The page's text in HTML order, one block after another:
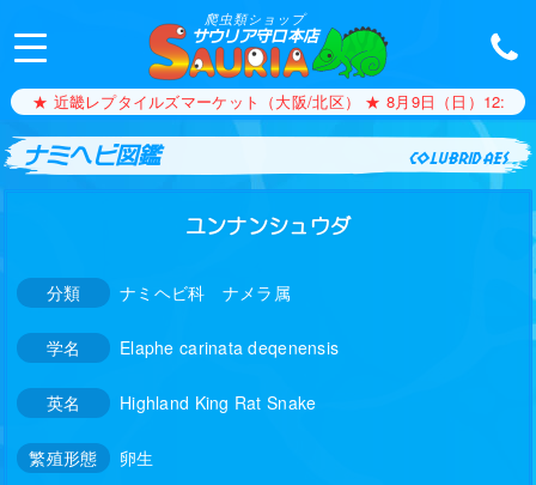
爬虫類ショップ
サウリア守口本店
★ 近畿レプタイルズマーケット（大阪/北区） ★ 8月9日（日）12:00
ナミヘビ図鑑 colubridaes
ユンナンシュウダ
分類 ナミヘビ科 ナメラ属
学名 Elaphe carinata deqenensis
英名 Highland King Rat Snake
繁殖形態 卵生